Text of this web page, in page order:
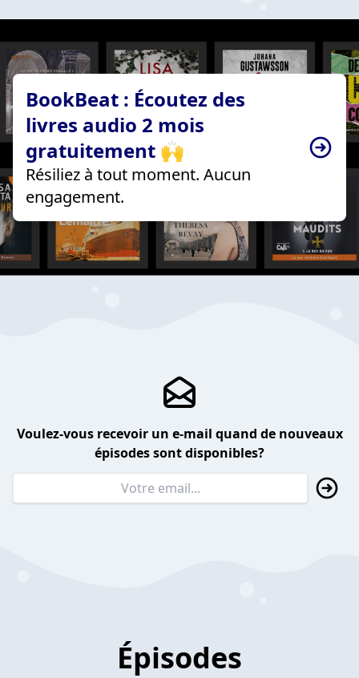
BookBeat : Écoutez des
livres audio 2 mois
gratuitement 🙌
Résiliez à tout moment. Aucun
engagement.
Voulez-vous recevoir un e-mail quand de nouveaux
épisodes sont disponibles?
Épisodes